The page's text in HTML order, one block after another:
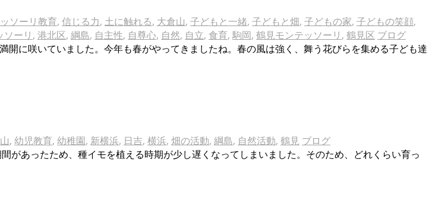
ソーリ教育, 信じる力, 土に触れる, 大倉山, 子どもと一緒, 子どもと畑, 子どもの家, 子どもの笑顔,
ーリ , 港北区, 綱島, 自主性, 自尊心, 自然, 自立, 食育, 駒岡, 鶴見モンテッソーリ , 鶴見区 ブログ
に咲いていました。今年も春がやってきましたね。春の風は強く、舞う花びらを集める子ども達
, 幼児教育, 幼稚園, 新横浜, 日吉, 横浜, 畑の活動, 綱島, 自然活動, 鶴見 ブログ
があったため、種イモを植える時期が少し遅くなってしまいました。そのため、どれくらい育っ